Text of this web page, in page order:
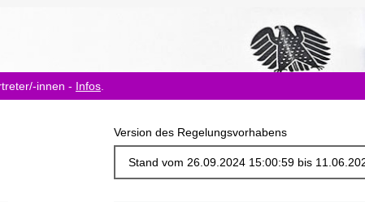
innen - Infos
Version des Regelungsvorhabens